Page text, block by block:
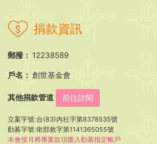
捐款資訊
郵撥： 12238589
戶名： 創世基金會
其他捐款管道 前往詳閱
立案字號:台(83)內社字第8378535號
勸募字號:衛部救字第1141365055號
本會按月將專案款項匯入勸募指定帳戶